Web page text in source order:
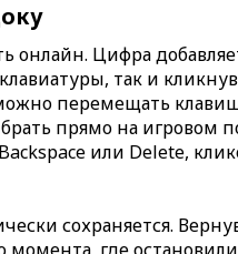
онлайн. Цифра
так и
перемещать
прямо на игровом
или Delete,
сохраняется.